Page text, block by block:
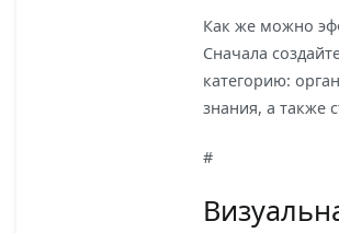
Как же можно
Сначала
категорию:
знания, а также
#